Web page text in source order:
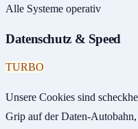
Alle Systeme operativ
Datenschutz & Speed
TURBO
Unsere Cookies sind
Grip auf der Daten-